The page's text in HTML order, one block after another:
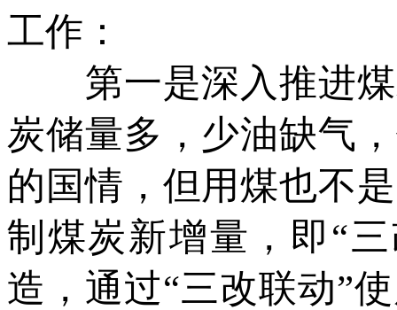
工作：
第一是深入推进煤
炭储量多，少油缺气
的国情，但用煤也不
制煤炭新增量，即“
造，通过“三改联动”